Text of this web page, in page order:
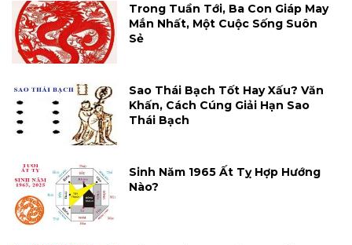
Trong Tuần Tới, Ba Con Giáp May
Mắn Nhất, Một Cuộc Sống Suôn
Sẻ
Sao Thái Bạch Tốt Hay Xấu? Văn
Khấn, Cách Cúng Giải Hạn Sao
Thái Bạch
Sinh Năm 1965 Ất Tỵ Hợp Hướng
Nào?